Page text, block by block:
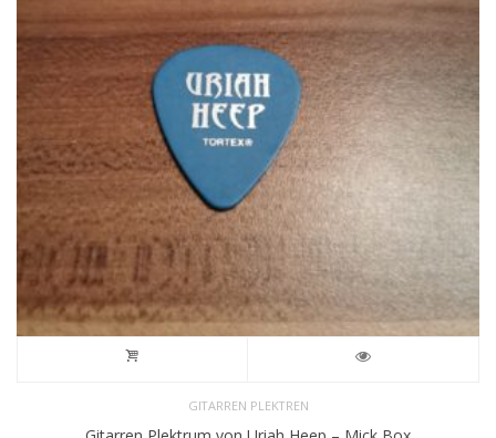
GITARREN PLEKTREN